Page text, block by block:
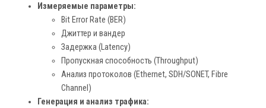
Измеряемые параметры:
Bit Error Rate (BER)
Джиттер и вандер
Задержка (Latency)
Пропускная способность (Throughput)
Анализ протоколов (Ethernet, SDH/SONET, Fibre
Channel)
Генерация и анализ трафика: